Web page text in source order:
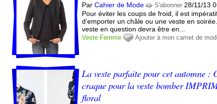
ParCahier de Mode S'abonner 28/11/13
Pour éviter les coups de froid, il est
d’emporter un châle ou une veste en
veste en question devra être en...
Veste Femme Ajouter à mon carnet de
La veste parfaite pour cet automne :
craque pour la veste bomber
floral